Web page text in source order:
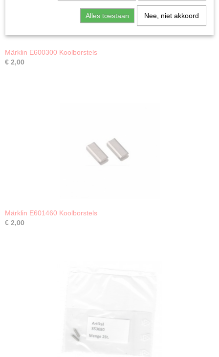
Märklin E600300 Koolborstels
€ 2,00
Märklin E601460 Koolborstels
€ 2,00
Alles toestaan Nee, niet akkoord